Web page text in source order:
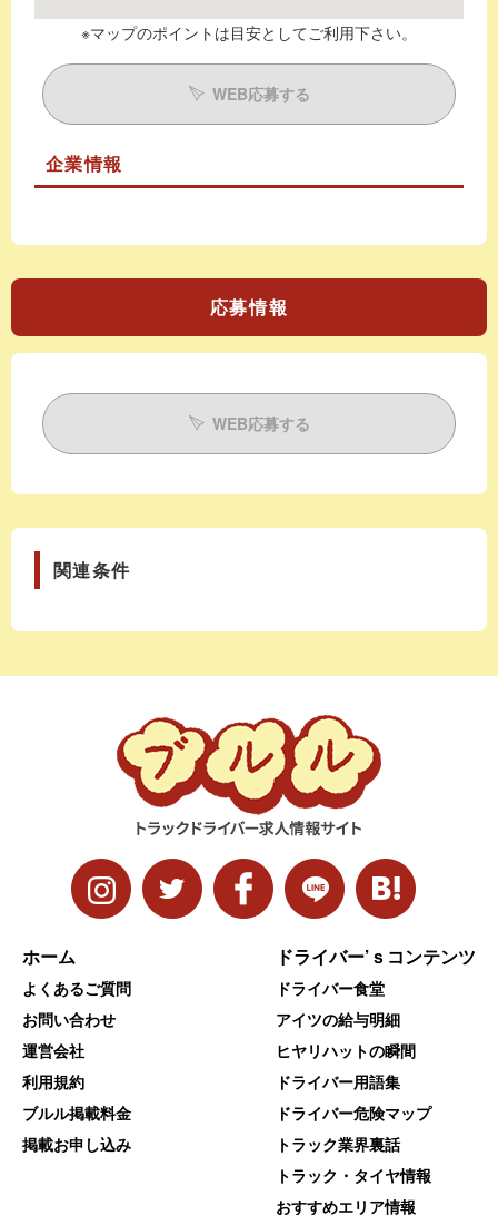
※マップのポイントは目安としてご利用下さい。
WEB応募する
企業情報
応募情報
WEB応募する
関連条件
ホーム
よくあるご質問
お問い合わせ
運営会社
利用規約
ブルル掲載料金
掲載お申し込み
ドライバー’ｓコンテンツ
ドライバー食堂
アイツの給与明細
ヒヤリハットの瞬間
ドライバー用語集
ドライバー危険マップ
トラック業界裏話
トラック・タイヤ情報
おすすめエリア情報